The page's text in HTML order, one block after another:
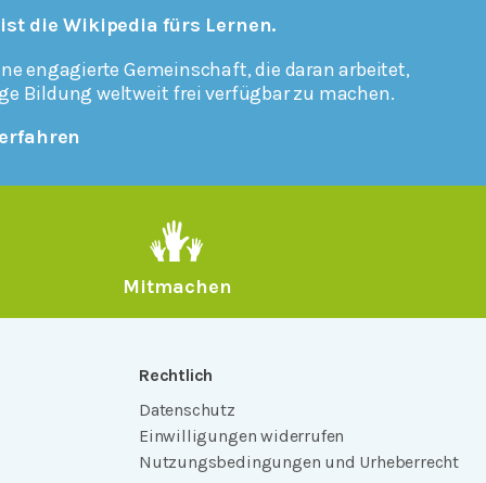
die Wikipedia fürs Lernen.
engagierte Gemeinschaft, die daran arbeitet,
Bildung weltweit frei verfügbar zu machen.
Mitmachen
Rechtlich
Datenschutz
Einwilligungen widerrufen
Nutzungsbedingungen und Urheberrecht